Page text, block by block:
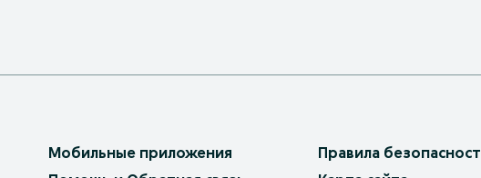
Мобильные приложения
Правила